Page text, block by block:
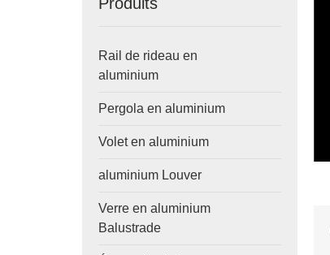
Rail de rideau en
aluminium
Pergola en aluminium
Volet en aluminium
aluminium Louver
Verre en aluminium
Balustrade